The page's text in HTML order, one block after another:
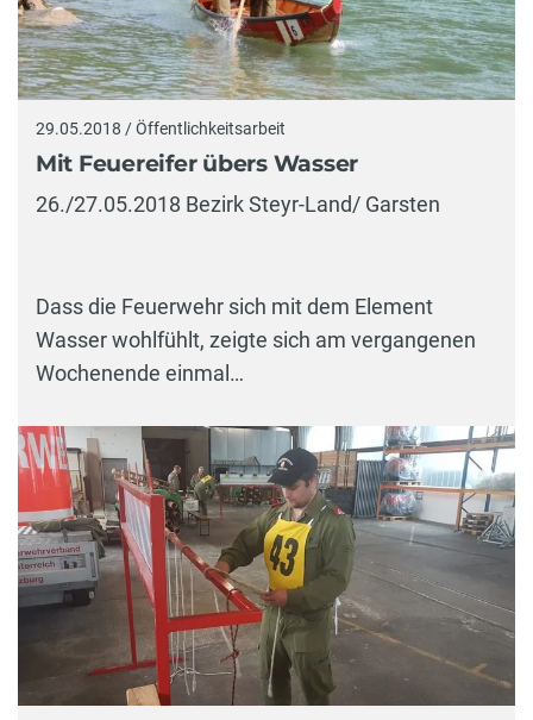
29.05.2018 / Öffentlichkeitsarbeit
Mit Feuereifer übers Wasser
26./27.05.2018 Bezirk Steyr-Land/ Garsten
Dass die Feuerwehr sich mit dem Element
Wasser wohlfühlt, zeigte sich am vergangenen
Wochenende einmal…